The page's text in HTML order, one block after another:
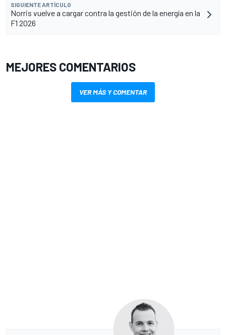
SIGUIENTE ARTÍCULO
Norris vuelve a cargar contra la gestión de la energía en la
F1 2026
MEJORES COMENTARIOS
VER MÁS Y COMENTAR